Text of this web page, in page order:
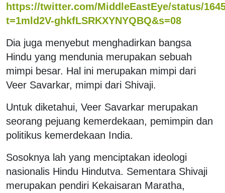
https://twitter.com/MiddleEastEye/status/
t=1mld2V-ghkfLSRKXYNYQBQ&s=08
Dia juga menyebut menghadirkan bangsa
Hindu yang mendunia merupakan sebuah
mimpi besar. Hal ini merupakan mimpi dari
Veer Savarkar, mimpi dari Shivaji.
Untuk diketahui, Veer Savarkar merupakan
seorang pejuang kemerdekaan, pemimpin dan
politikus kemerdekaan India.
Sosoknya lah yang menciptakan ideologi
nasionalis Hindu Hindutva. Sementara Shivaji
merupakan pendiri Kekaisaran Maratha,